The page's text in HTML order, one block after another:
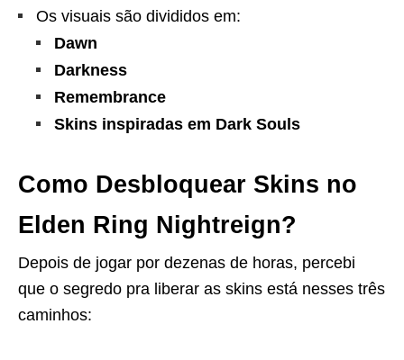
Os visuais são divididos em:
Dawn
Darkness
Remembrance
Skins inspiradas em Dark Souls
Como Desbloquear Skins no
Elden Ring Nightreign?
Depois de jogar por dezenas de horas, percebi
que o segredo pra liberar as skins está nesses três
caminhos: